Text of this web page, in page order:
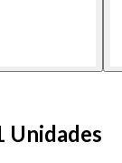
Unidades